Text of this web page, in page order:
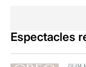
Espectacles